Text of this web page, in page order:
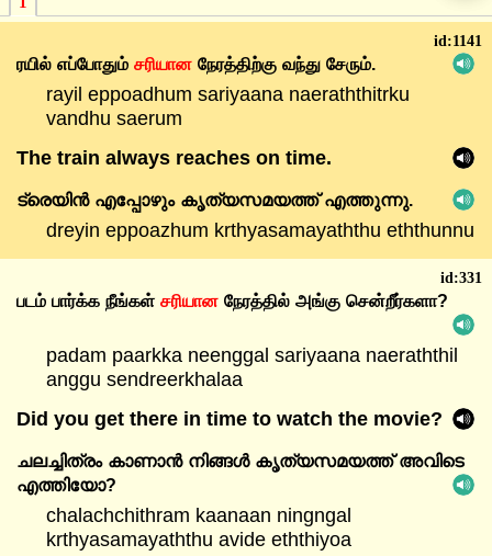
id:1141
ரயில் எப்போதும் சரியான நேரத்திற்கு வந்து சேரும்.
rayil eppoadhum sariyaana naeraththitrku
vandhu saerum
The train always reaches on time.
ട്രെയിൻ എപ്പോഴും കൃത്യസമയത്ത് എത്തുന്നു.
dreyin eppoazhum krthyasamayaththu eththunnu
id:331
படம் பார்க்க நீங்கள் சரியான நேரத்தில் அங்கு சென்றீர்களா?
padam paarkka neenggal sariyaana naeraththil
anggu sendreerkhalaa
Did you get there in time to watch the movie?
ചലച്ചിത്രം കാണാൻ നിങ്ങൾ കൃത്യസമയത്ത് അവിടെ
എത്തിയോ?
chalachchithram kaanaan ningngal
krthyasamayaththu avide eththiyoa